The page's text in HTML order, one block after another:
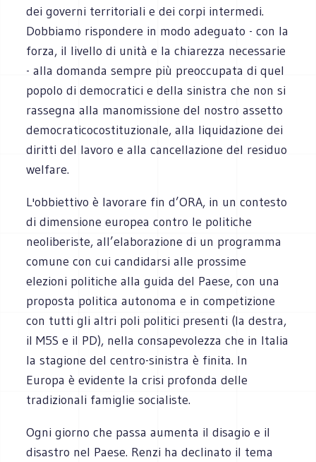
dei governi territoriali e dei corpi intermedi.
Dobbiamo rispondere in modo adeguato - con la
forza, il livello di unità e la chiarezza necessarie
- alla domanda sempre più preoccupata di quel
popolo di democratici e della sinistra che non si
rassegna alla manomissione del nostro assetto
democraticocostituzionale, alla liquidazione dei
diritti del lavoro e alla cancellazione del residuo
welfare.
L'obbiettivo è lavorare fin d’ORA, in un contesto
di dimensione europea contro le politiche
neoliberiste, all’elaborazione di un programma
comune con cui candidarsi alle prossime
elezioni politiche alla guida del Paese, con una
proposta politica autonoma e in competizione
con tutti gli altri poli politici presenti (la destra,
il M5S e il PD), nella consapevolezza che in Italia
la stagione del centro-sinistra è finita. In
Europa è evidente la crisi profonda delle
tradizionali famiglie socialiste.
Ogni giorno che passa aumenta il disagio e il
disastro nel Paese. Renzi ha declinato il tema